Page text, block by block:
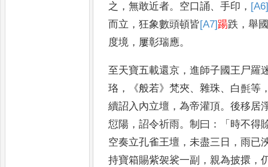
之 ，無敢近者。 空口誦、手印 ，
而立 ，狂象數頭頓皆[A7]踼跌 ，舉
度境 ， 屢彰瑞應。
至天寶五載還京 ，進師子國王尸羅
珞 ，《般若》梵夾、雜珠、 白㲲等
續詔入 內立壇 ，為帝灌頂。後移居
愆陽 ，詔令祈雨。制曰 ：「 時不得
空奏立孔雀王壇 ，未盡三日 ，雨已
持寶箱賜紫袈裟一副 ，親為披擐 ，